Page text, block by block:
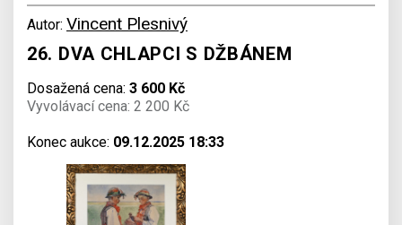
Autor: Vincent Plesnivý
26. DVA CHLAPCI S DŽBÁNEM
Dosažená cena: 3 600 Kč
Vyvolávací cena: 2 200 Kč
Konec aukce: 09.12.2025 18:33